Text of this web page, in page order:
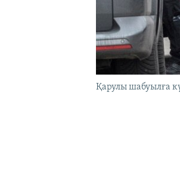
Қарулы шабуылға